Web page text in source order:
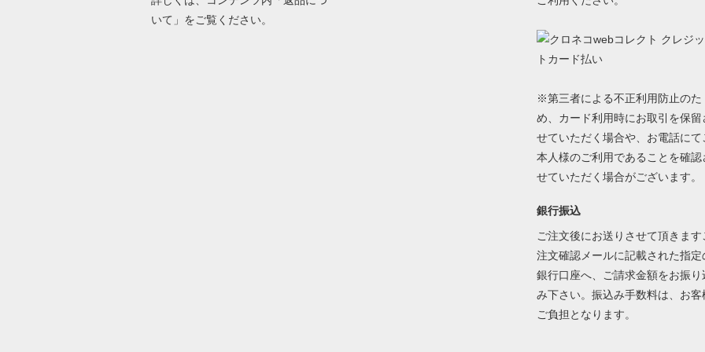
いて」をご覧ください。
※第三者による不正利用防止のた
め、カード利用時にお取引を保留
せていただく場合や、お電話にて
本人様のご利用であることを確認
せていただく場合がございます。
銀行振込
ご注文後にお送りさせて頂きます
注文確認メールに記載された指定
銀行口座へ、ご請求金額をお振り
み下さい。振込み手数料は、お客
ご負担となります。